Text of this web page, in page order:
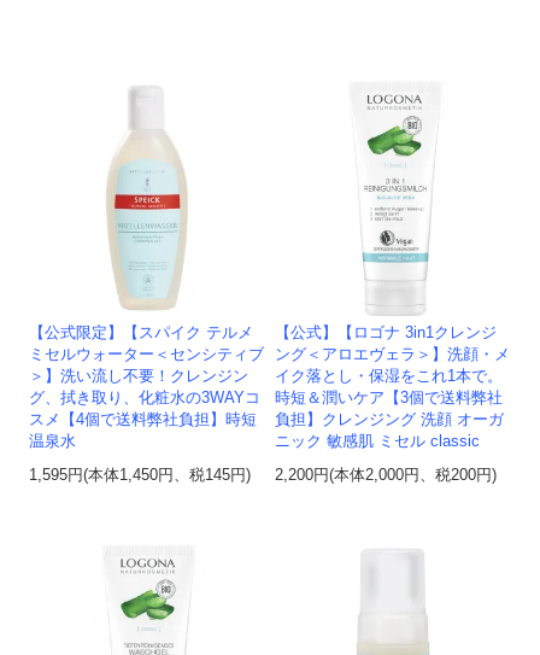
【公式限定】【スパイク テルメ
ミセルウォーター＜センシティブ
＞】洗い流し不要！クレンジン
グ、拭き取り、化粧水の3WAYコ
スメ【4個で送料弊社負担】時短
温泉水
1,595円(本体1,450円、税145円)
【公式】【ロゴナ 3in1クレンジ
ング＜アロエヴェラ＞】洗顔・メ
イク落とし・保湿をこれ1本で。
時短＆潤いケア【3個で送料弊社
負担】クレンジング 洗顔 オーガ
ニック 敏感肌 ミセル classic
2,200円(本体2,000円、税200円)